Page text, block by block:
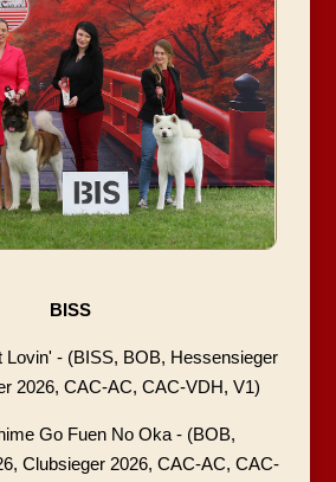
BISS
Lovin' - (BISS, BOB, Hessensieger
2026, CAC-AC, CAC-VDH, V1)
Go Fuen No Oka - (BOB,
Clubsieger 2026, CAC-AC, CAC-